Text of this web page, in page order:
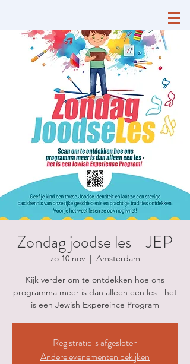
Zondag joodse les - JEP
zo 10 nov
  |
Amsterdam
Kijk verder om te ontdekken hoe ons
programma meer is dan alleen een les - het
is een Jewish Expereince Program
Registratie is afgesloten
Andere evenementen bekijken